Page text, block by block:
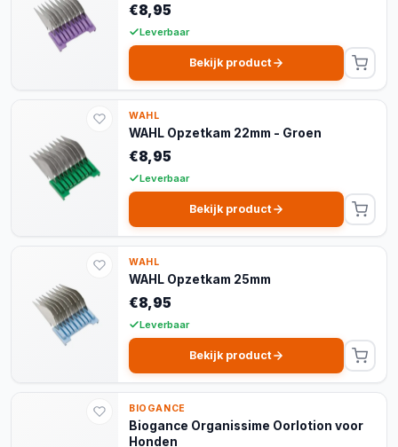
€8,95
Leverbaar
Bekijk product
WAHL
WAHL Opzetkam 22mm - Groen
€8,95
Leverbaar
Bekijk product
WAHL
WAHL Opzetkam 25mm
€8,95
Leverbaar
Bekijk product
BIOGANCE
Biogance Organissime Oorlotion voor
Honden